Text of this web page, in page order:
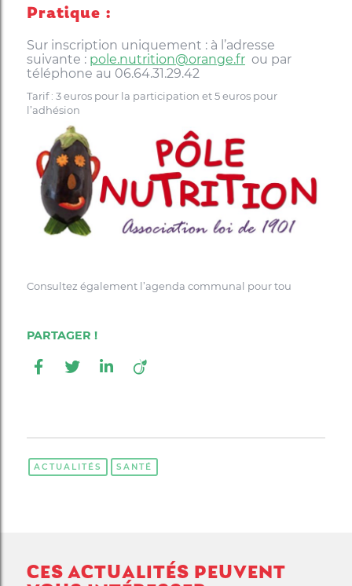
Pratique :
Sur inscription uniquement : à l’adresse
suivante : pole.nutrition@orange.fr ou par
téléphone au 06.64.31.29.42
Tarif : 3 euros pour la participation et 5 euros pour
l’adhésion
Consultez également l’agenda communal pour tou
ACTUALITÉS SANTÉ
CES ACTUALITÉS PEUVENT